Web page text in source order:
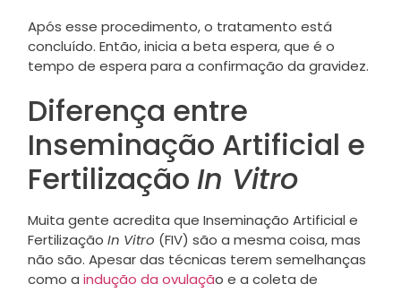
Após esse procedimento, o tratamento está
concluído. Então, inicia a beta espera, que é o
tempo de espera para a confirmação da gravidez.
Diferença entre
Inseminação Artificial e
Fertilização In Vitro
Muita gente acredita que Inseminação Artificial e
Fertilização In Vitro (FIV) são a mesma coisa, mas
não são. Apesar das técnicas terem semelhanças
como a indução da ovulação e a coleta de